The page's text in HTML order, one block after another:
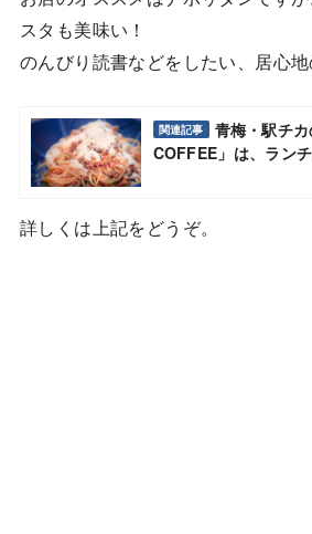
スタも美味い！
のんびり読書などをしたい、居心地
関連記事
青梅・駅チ
COFFEE」は、ラン
詳しくは上記をどうぞ。